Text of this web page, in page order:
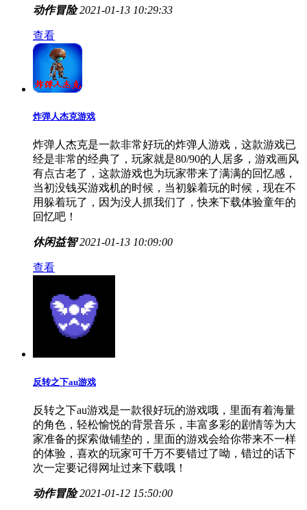
动作冒险 2021-01-13 10:29:33
查看
炸弹人杰克游戏
炸弹人杰克是一款非常好玩的炸弹人游戏，这款游戏已
经是非常的经典了，玩家就是80/90的人居多，游戏画风
有点古老了，这款游戏也为玩家带来了满满的回忆感，
当初没钱买游戏机的时候，当初躲着玩的时候，现在不
用躲着玩了，因为没人抓我们了，快来下载体验童年的
回忆吧！
休闲益智 2021-01-13 10:09:00
查看
反转之下au游戏
反转之下au游戏是一款很好玩的游戏哦，里面有着海量
的角色，轻松愉悦的背景音乐，丰富多彩的剧情等为大
家准备的探索做铺垫的，里面的游戏会给你带来不一样
的体验，喜欢的玩家可千万不要错过了呦，错过的话下
次一定要记得网址过来下载哦！
动作冒险 2021-01-12 15:50:00